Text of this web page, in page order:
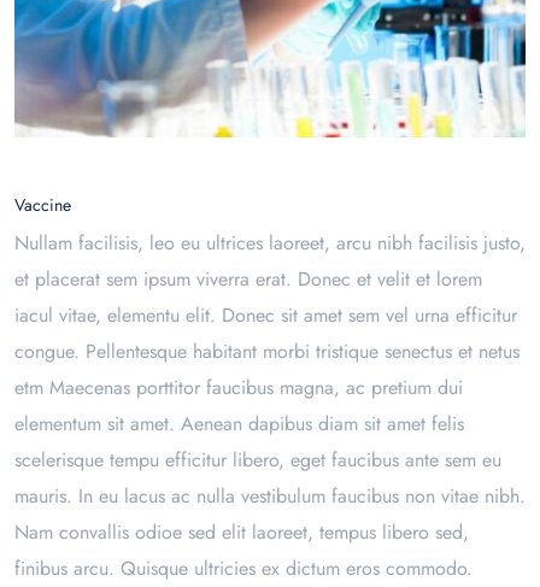
Vaccine
Nullam facilisis, leo eu ultrices laoreet, arcu nibh facilisis justo,
et placerat sem ipsum viverra erat. Donec et velit et lorem
iacul vitae, elementu elit. Donec sit amet sem vel urna efficitur
congue. Pellentesque habitant morbi tristique senectus et netus
etm Maecenas porttitor faucibus magna, ac pretium dui
elementum sit amet. Aenean dapibus diam sit amet felis
scelerisque tempu efficitur libero, eget faucibus ante sem eu
mauris. In eu lacus ac nulla vestibulum faucibus non vitae nibh.
Nam convallis odioe sed elit laoreet, tempus libero sed,
finibus arcu. Quisque ultricies ex dictum eros commodo.